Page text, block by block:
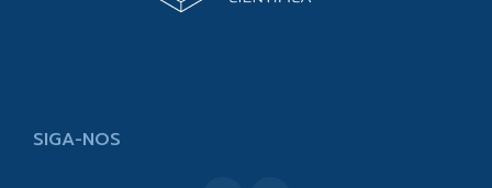
SIGA-NOS